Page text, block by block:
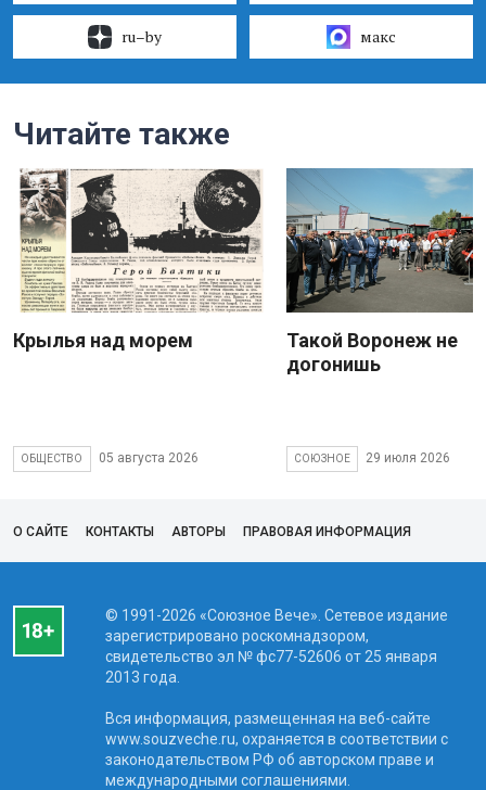
ru–by макс
Читайте также
Крылья над морем
ОБЩЕСТВО 05 августа 2026
Такой Воронеж не
догонишь
СОЮЗНОЕ 29 июля 2026
О САЙТЕ КОНТАКТЫ АВТОРЫ ПРАВОВАЯ ИНФОРМАЦИЯ
© 1991-2026 «Союзное Вече». Сетевое издание
зарегистрировано роскомнадзором,
свидетельство эл № фc77-52606 от 25 января
2013 года.
Вся информация, размещенная на веб-сайте
www.souzveche.ru, охраняется в соответствии с
законодательством РФ об авторском праве и
международными соглашениями.